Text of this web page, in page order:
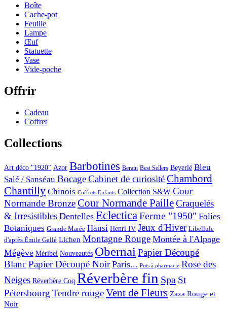
Boîte
Cache-pot
Feuille
Lampe
Œuf
Statuette
Vase
Vide-poche
Offrir
Cadeau
Coffret
Collections
Art déco "1920" Azor Barbotines Berain Best Sellers Beyerlé Bleu
Salé / Sanséau BocageCabinet de curiositéChambord
Chantilly Chinois Coffrets Enfants Collection S&W Cour
Normande BronzeCour Normande PailleCraquelés
& Irresistibles Dentelles EclecticaFerme "1950" Folies
Botaniques Grande Marée Hansi Henri IV Jeux d'Hiver Libellule
d'après Émile Gallé Lichen Montagne Rouge Montée à l'Alpage
Mégève Méribel Nouveautés ObernaiPapier Découpé
BlancPapier Découpé Noir Paris... Pots à pharmacie Rose des
Neiges Réverbère Coq Réverbère fin Spa St
Pétersbourg Tendre rougeVent de Fleurs Zaza Rouge et
Noir